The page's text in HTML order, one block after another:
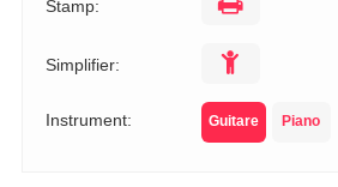
Stamp:
Simplifier:
Instrument: Guitare Piano